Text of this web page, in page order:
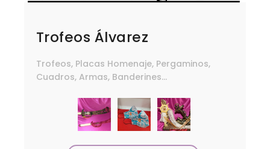
Trofeos Álvarez
Trofeos, Placas Homenaje, Pergaminos,
Cuadros, Armas, Banderines...